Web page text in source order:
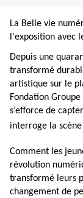
La Belle vie
l'exposition avec
Depuis une
transformé
artistique sur le
Fondation
s’efforce de
interroge la
Comment les
révolution
transformé leurs
changement de